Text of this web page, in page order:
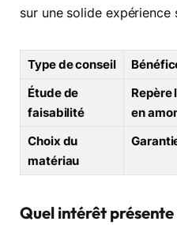
sur une solide expérience
Type de conseil
Étude de
faisabilité
Repère
en
Choix du
matériau
Quel intérêt